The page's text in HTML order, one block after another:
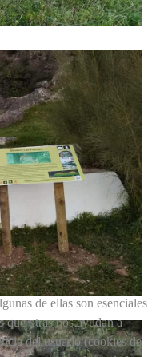
de ellas son esenciales
que otras nos ayudan a
del usuario (cookies de